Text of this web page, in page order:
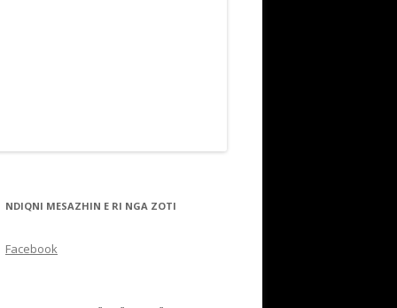
NDIQNI MESAZHIN E RI NGA ZOTI
Facebook